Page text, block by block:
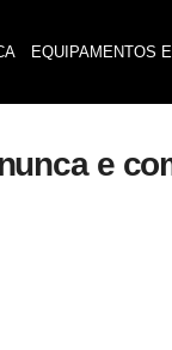
EQUIPAMENTOS
e